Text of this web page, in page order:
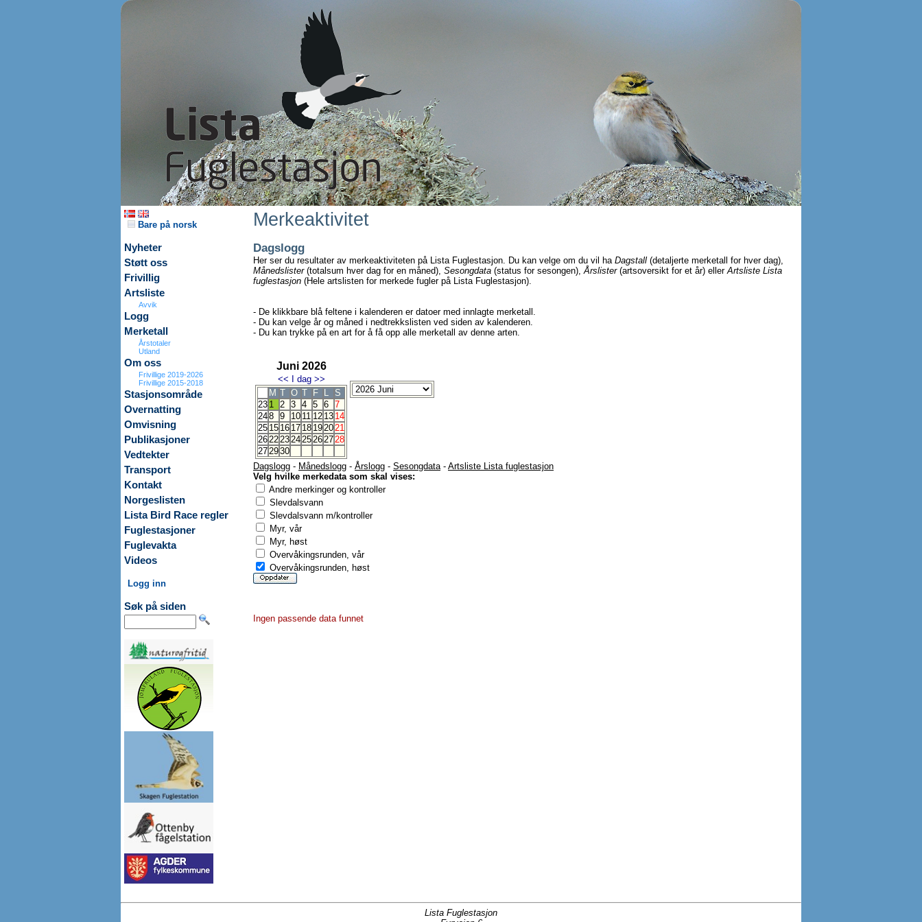
Bare på norsk
Nyheter
Støtt oss
Frivillig
Artsliste
Avvik
Logg
Merketall
Årstotaler
Utland
Om oss
Frivillige 2019-2026
Frivillige 2015-2018
Stasjonsområde
Overnatting
Omvisning
Publikasjoner
Vedtekter
Transport
Kontakt
Norgeslisten
Lista Bird Race regler
Fuglestasjoner
Fuglevakta
Videos
Logg inn
Søk på siden
Merkeaktivitet
Dagslogg
Her ser du resultater av merkeaktiviteten på Lista Fuglestasjon. Du kan velge om du vil ha Dagstall (detaljerte merketall for hver dag),
Månedslister(totalsum hver dag for en måned), Sesongdata (status for sesongen),Årslister(artsoversikt for et år) ellerArtsliste Lista
fuglestasjon (Hele artslisten for merkede fugler på Lista Fuglestasjon).
- De klikkbare blå feltene i kalenderen er datoer med innlagte merketall.
- Du kan velge år og måned i nedtrekkslisten ved siden av kalenderen.
- Du kan trykke på en art for å få opp alle merketall av denne arten.
Juni 2026
<< I dag >>
M T O T F L
S
23 1 2 3 4 5 6 7
248 9 10 11 12 13 14
25 15 16 17 18 192021
2622232425262728
272930
Dagslogg - Månedslogg - Årslogg - Sesongdata- Artsliste Lista fuglestasjon
Velg hvilke merkedata som skal vises:
Andre merkinger og kontroller
Slevdalsvann
Slevdalsvann m/kontroller
Myr, vår
Myr, høst
Overvåkingsrunden, vår
Overvåkingsrunden, høst
Ingen passende data funnet
Lista Fuglestasjon